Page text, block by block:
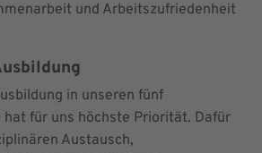
und Arbeitszufriedenheit
in unseren fünf
hat für uns höchste Priorität. Dafür
Austausch,